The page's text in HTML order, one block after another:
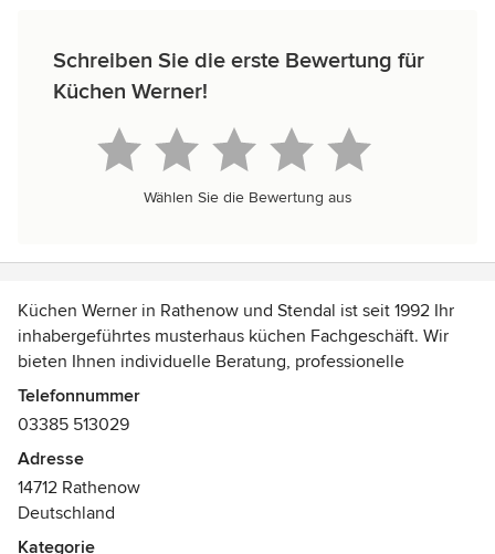
Schreiben Sie die erste Bewertung für
Küchen Werner!
Wählen Sie die Bewertung aus
Küchen Werner in Rathenow und Stendal ist seit 1992 Ihr
inhabergeführtes musterhaus küchen Fachgeschäft. Wir
bieten Ihnen individuelle Beratung, professionelle
Küchenplanung, Montage und Services aus Meisterhand.
Elektroinstallateur Ingo Werner und sein Team aus Tischlern
Kompetenz und realisieren Ihre ganz persönliche Küche.
In unseren Küchenstudios in Rathenow und Stendal
präsentieren wir Ihnen Musterküchen von klassisch bis
Telefonnummer
03385 513029
Adresse
14712 Rathenow
Deutschland
Kategorie